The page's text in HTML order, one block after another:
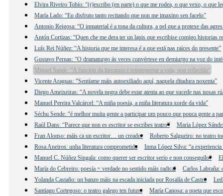
Elvira Riveiro Tobío: “(r)escribo (en parte) o que me rodea, o que vexo, o que
María Lado: “Eu disfruto tanto recitando que non me imaxino sen facelo”
Antonio Reigosa: “O inmaterial é a tona da cultura, a pel que a protexe das
Antón Cortizas: “Quen che me dera ter un lapis que escribise comigo historias
Luís Rei Núñez: “A historia que me interesa é a que está nas raíces do presente”
Gustavo Pernas: “O dramaturgo ás veces convértese en demiurgo na voz do
Miguel Sande: “A función da literatura é reinterpretar a vida, non reflectila”
Vicente Araguas: “Sentíame máis autoexiliado aquí, naquela ditadura noxenta”
Diego Ameixeiras: “A novela negra debe estar atenta ao que sucede nas nosas
Manuel Pereira Valcárcel: “A miña poesía, a miña literatura xorde da vida”
Séchu Sende: “é melhor muita gente a participar um pouco que pouca gente a
Raúl Dans: “Parece que non es escritor se escribes teatro”
María López
Fran Alonso: máis ca un escritor… un creador
Roberto Salgueiro: no teatro
Rosa Aneiros: unha literatura comprometida
Inma López Silva: “a
Manuel C. Núñez Singala: como querer ser escritor serio e non conseguilo?
María do Cebreiro: poesía = verdade no sentido máis radical
Carlos Labraña:
Yolanda Castaño: un banzo máis na escada iniciada por Rosalía de Castro
Santiago Cortegoso: o teatro galego ten futuro
María Canosa: a poeta que